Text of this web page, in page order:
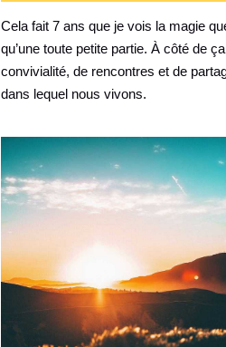
Cela fait 7 ans que je vois la magie
qu’une toute petite partie. À côté de
convivialité, de rencontres et de
dans lequel nous vivons.